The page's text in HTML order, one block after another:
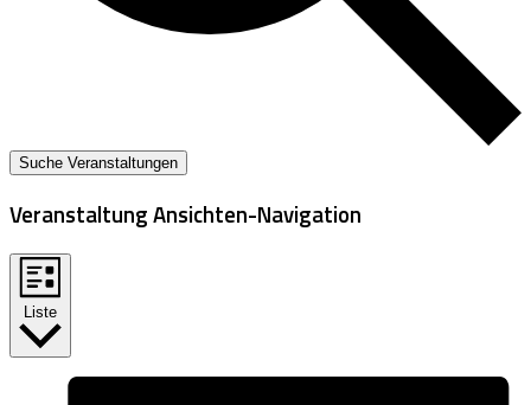
Suche Veranstaltungen
Veranstaltung Ansichten-Navigation
Liste